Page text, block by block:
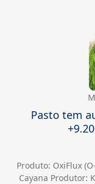
Pasto tem
Produto: OxiFlux
Cayana Produtor: